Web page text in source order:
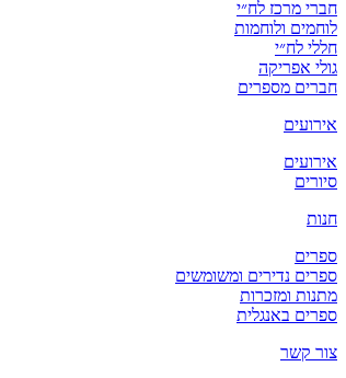
חברי מרכז לח״י
לוחמים ולוחמות
חללי לח״י
גולי אפריקה
חברים מספרים
אירועים
אירועים
סיורים
חנות
ספרים
ספרים נדירים ומשומשים
מתנות ומזכרות
ספרים באנגלית
צור קשר